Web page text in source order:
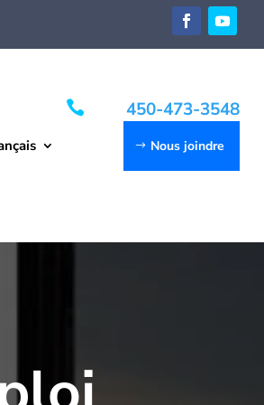
 450-473-3548
Nous joindre